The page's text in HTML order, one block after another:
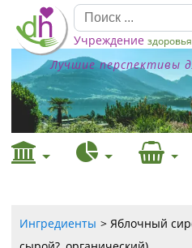
Учреждение
Лучшие перспективы
Ингредиенты
Яблочный